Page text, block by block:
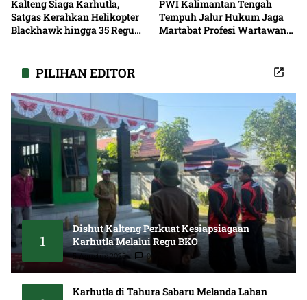
Kalteng Siaga Karhutla,
Satgas Kerahkan Helikopter
Blackhawk hingga 35 Regu
PWI Kalimantan Tengah
Tempuh Jalur Hukum Jaga
Martabat Profesi Wartawan
PILIHAN EDITOR
1
Dishut Kalteng Perkuat Kesiapsiagaan
Karhutla Melalui Regu BKO
5 Agustus 2026 0
Karhutla di Tahura Sabaru Melanda Lahan